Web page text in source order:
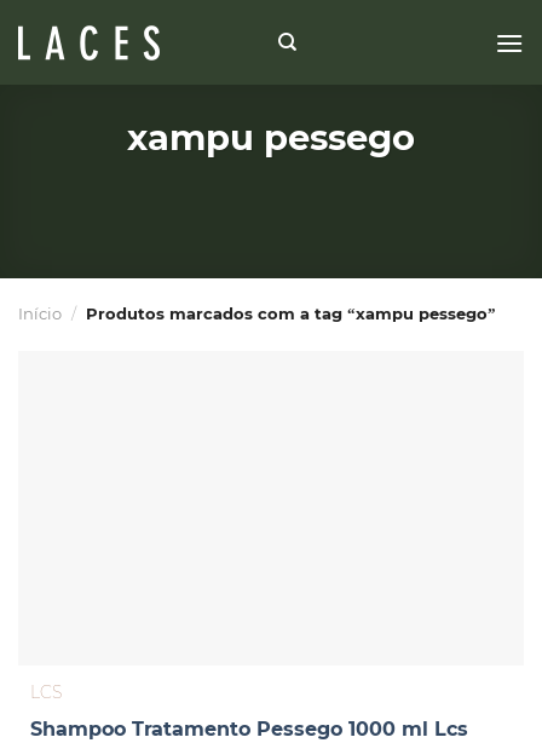
xampu pessego
Início / Produtos marcados com a tag “xampu pessego”
LCS
Shampoo Tratamento Pessego 1000 ml Lcs